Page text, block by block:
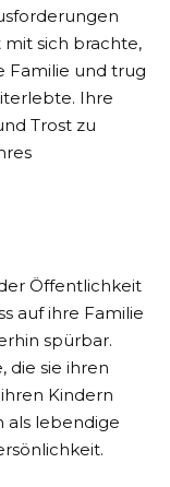
mit sich brachte,
Familie und trug
Ihre
Trost zu
Öffentlichkeit
auf ihre Familie
spürbar.
die sie ihren
Kindern
als lebendige